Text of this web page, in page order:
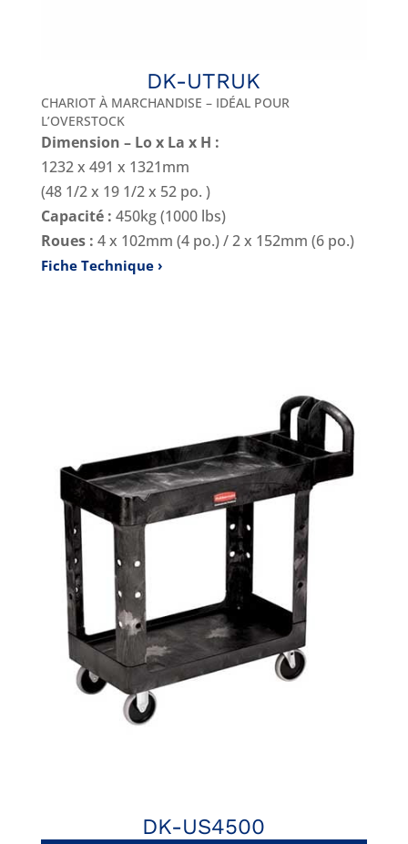
DK-UTRUK
CHARIOT À MARCHANDISE – IDÉAL POUR
L’OVERSTOCK
Dimension – Lo x La x H :
1232 x 491 x 1321mm
(48 1/2 x 19 1/2 x 52 po. )
Capacité : 450kg (1000 lbs)
Roues : 4 x 102mm (4 po.) / 2 x 152mm (6 po.)
Fiche Technique
DK-US4500